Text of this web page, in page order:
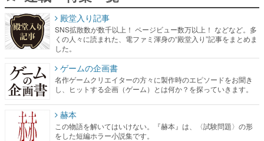
殿堂入り記事
SNS拡散数が数千以上！ ページビュー数万以上！ などなど。多
くの人々に読まれた、電ファミ渾身の“殿堂入り”記事をまとめま
した。
ゲームの企画書
名作ゲームクリエイターの方々に製作時のエピソードをお聞き
し、ヒットする企画（ゲーム）とは何か？を探っていきます。
赫本
この物語を解いてはいけない。『赫本』は、〈試験問題〉の形
をした短編ホラー小説集です。